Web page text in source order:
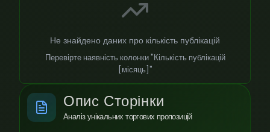
Не знайдено даних про кількість публікацій
Перевірте наявність колонки "Кількість публікацій
[місяць]"
Опис Сторінки
Аналіз унікальних торгових пропозицій